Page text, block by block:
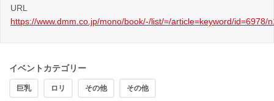
URL
https://www.dmm.co.jp/mono/book/-/list/=/article=keyword/id=6978/
イベントカテゴリー
巨乳 ロリ その他 その他